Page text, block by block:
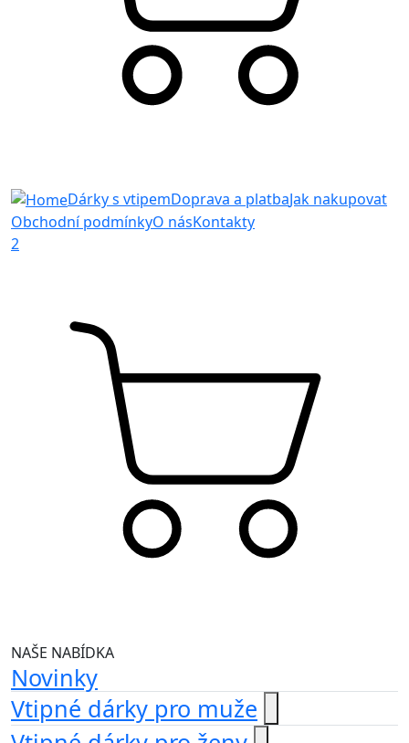
Dárky s vtipemDoprava a platbaJak nakupovat
Obchodní podmínkyO násKontakty
2
NAŠE NABÍDKA
Novinky
Vtipné dárky pro muže